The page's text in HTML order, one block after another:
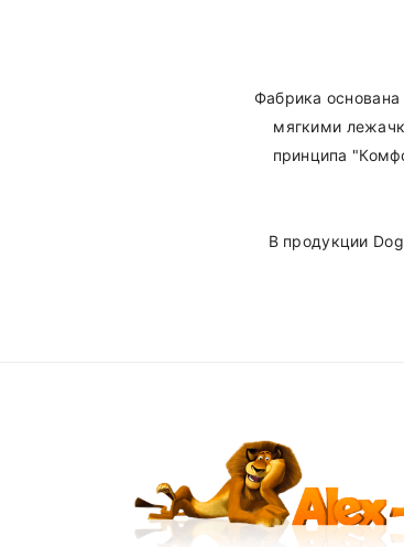
Фабрика
мягкими
принципа
В продукции